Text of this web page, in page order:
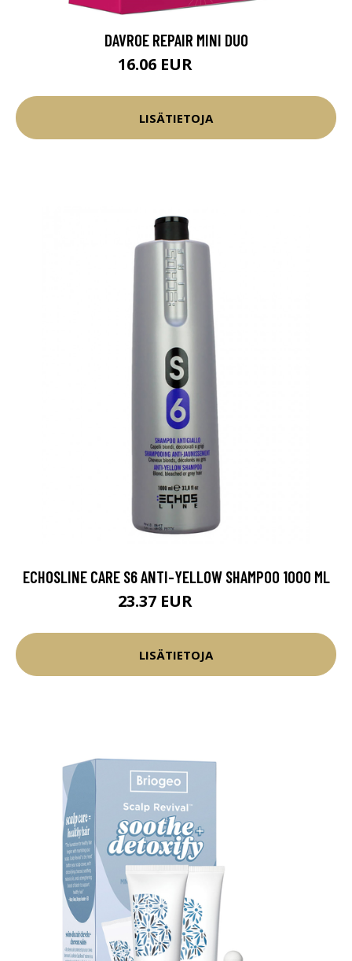
DAVROE REPAIR MINI DUO
16.06 EUR
LISÄTIETOJA
ECHOSLINE CARE S6 ANTI-YELLOW SHAMPOO 1000 ML
23.37 EUR
LISÄTIETOJA